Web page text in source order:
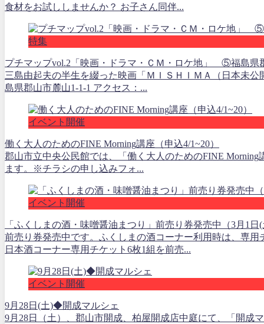
食材をお試ししませんか？ お子さん同伴...
特集
プチマップvol.2「映画・ドラマ・ＣＭ・ロケ地」 ⑤福島県
三島由起夫の半生を綴った映画「ＭＩＳＨＩＭＡ（日本未
島県郡山市麓山1-1-1 アクセス：...
イベント開催
働く大人のためのFINE Morning講座（申込4/1~20）
郡山市立中央公民館では、「働く大人のためのFINE
ます。※チラシの申し込みフォ...
イベント開催
「ふくしまの酒・味噌醤油まつり」前売り券発売中（3月1日
前売り券発売中です。ふくしまの酒コーナー利用時は、専
日本酒コーナー専用チケット6枚1組を前売...
イベント開催
9月28日(土)◆開成マルシェ
9月28日（土）、郡山市開成、柏屋開成店中庭にて、「開成